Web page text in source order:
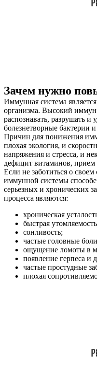
Зачем нужно
Иммунная система
организма. Высокий
распознавать, разрушать и
болезнетворные бактерии
Причин для понижения
плохая экология, и
напряжения и стресса, и
дефицит витаминов, прием
Если не заботиться о
иммунной системы
серьезных и хронических
процесса являются:
хроническая
быстрая
сонливость;
частые головные
ощущение ломоты в
появление герпеса и
частые простудные
плохая